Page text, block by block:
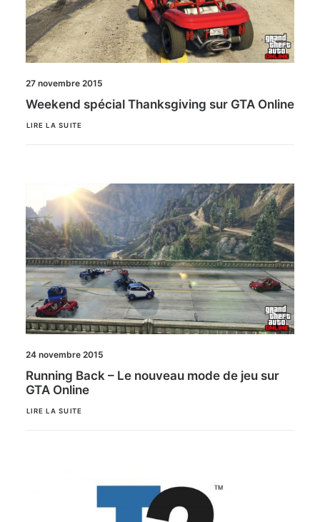
27 novembre 2015
Weekend spécial Thanksgiving sur GTA Online
LIRE LA SUITE
24 novembre 2015
Running Back – Le nouveau mode de jeu sur
GTA Online
LIRE LA SUITE